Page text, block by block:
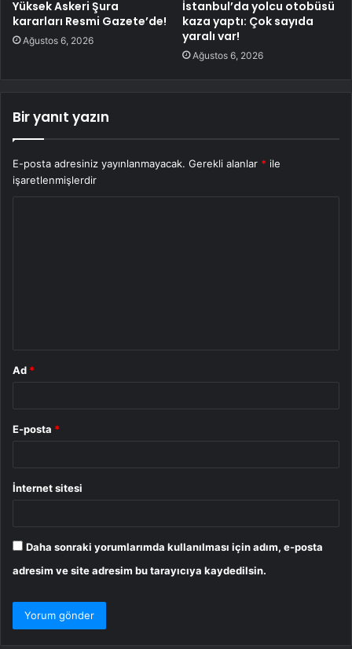
Yüksek Askeri Şura
kararları Resmi Gazete’de!
Ağustos 6, 2026
İstanbul’da yolcu otobüsü
kaza yaptı: Çok sayıda
yaralı var!
Ağustos 6, 2026
Bir yanıt yazın
E-posta adresiniz yayınlanmayacak. Gerekli alanlar * ile
işaretlenmişlerdir
Ad *
E-posta *
İnternet sitesi
Daha sonraki yorumlarımda kullanılması için adım, e-posta
adresim ve site adresim bu tarayıcıya kaydedilsin.